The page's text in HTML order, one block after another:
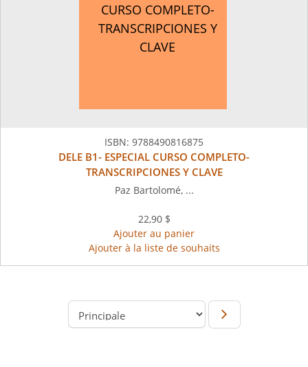
CURSO COMPLETO-
TRANSCRIPCIONES Y
CLAVE
ISBN: 9788490816875
DELE B1- ESPECIAL CURSO COMPLETO-
TRANSCRIPCIONES Y CLAVE
Paz Bartolomé, ...
22,90 $
Ajouter au panier
Ajouter à la liste de souhaits